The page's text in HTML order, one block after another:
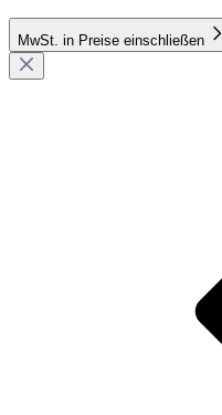
MwSt. in Preise einschließen